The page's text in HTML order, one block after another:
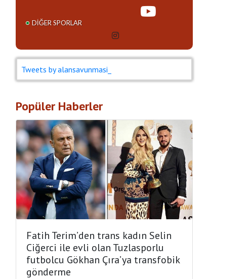
DIĞER SPORLAR
Tweets by alansavunmasi_
Popüler Haberler
Fatih Terim’den trans kadın Selin
Ciğerci ile evli olan Tuzlasporlu
futbolcu Gökhan Çıra’ya transfobik
gönderme